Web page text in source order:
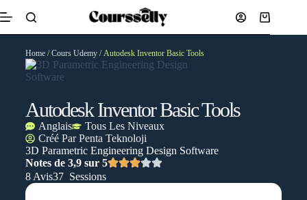
Home/Cours Udemy/ Autodesk Inventor Basic Tools
Autodesk Inventor Basic Tools
Anglais
Tous Les Niveaux
Créé ParPenta Teknoloji
3D Parametric Engineering Design Software
Notes de 3,9 sur 5
8 Avis37 Sessions